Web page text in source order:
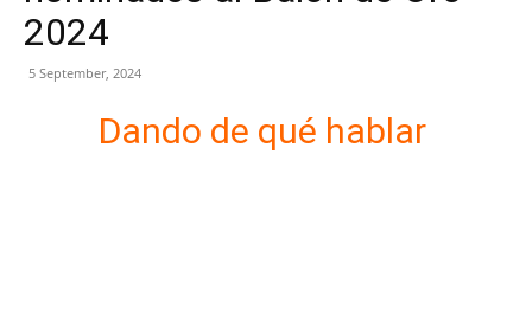
2024
5 September, 2024
Dando de qué hablar